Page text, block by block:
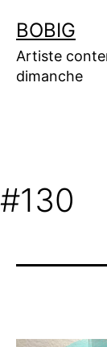
contenu
BOBIG
Artiste
dimanche
#130